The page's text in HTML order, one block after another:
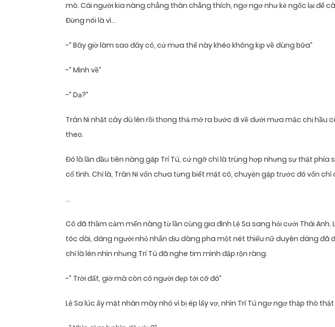
mò. Cái người kia nàng chẳng thân chẳng thích, ngơ ngơ như kẻ ngốc lại để
Đừng nói là vì…
-” Bây giờ làm sao đây cô, cứ mưa thế này khéo không kịp về dùng bữa”
-” Mình về”
-” Dạ?”
Trân Ni nhặt cây dù lên rồi thong thả mở ra bước đi về dưới mưa mặc chị hầu
theo.
Đó là lần đầu tiên nàng gặp Trí Tú, cứ ngỡ chỉ là trùng hợp nhưng sự thật phía
cố tình. Chỉ là, Trân Ni vốn chưa từng biết mặt cô, chuyện gặp trước đó vốn chỉ
…
Cô đã thầm cảm mến nàng từ lần cùng gia đình Lệ Sa sang hỏi cưới Thái Anh.
tóc dài, dáng người nhỏ nhắn dịu dàng pha một nét thiếu nữ duyên dáng đã
chỉ là lén nhìn nhưng Trí Tú đã nghe tim mình đập rộn ràng.
-” Trời đất, giờ mà còn có người đẹp tới cỡ đó”
Lệ Sa lúc ấy mặt nhăn mày nhó vì bị ép lấy vợ, nhìn Trí Tú ngơ ngơ thập thò